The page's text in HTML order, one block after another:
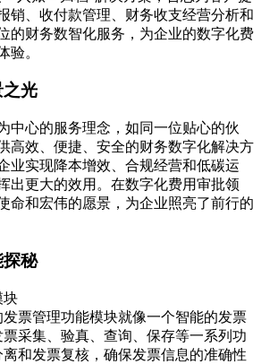
销、收付款管理、财务收支经营分析和
的财务数智化服务，为企业的数字化费
验。
光
中心的服务理念，如同一位贴心的伙
高效、便捷、安全的财务数字化解决方
业实现降本增效、合规经营和低碳运
出更大的效用。在数字化费用审批领
命和宏伟的愿景，为企业照亮了前行的
探秘
块
发票管理功能模块就像一个智能的发票
采集、验真、查询、保存等一系列功
和发票复核，确保发票信息的准确性